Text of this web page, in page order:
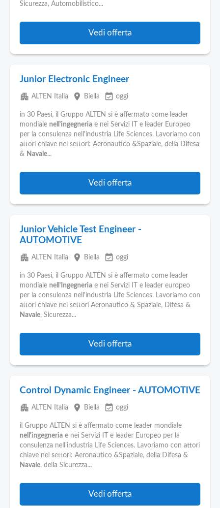
Sicurezza, Automobilistico...
Vedi offerta
Junior Electronic Engineer
apartment ALTEN Italia place Biella event_available oggi
in 30 Paesi, il Gruppo ALTEN si è affermato come leader
mondiale nell'ingegneria e nei Servizi IT e leader Europeo
per la consulenza nell'industria Life Sciences. Lavoriamo con
attori chiave nei settori: Aeronautico &Spaziale, della Difesa
& Navale...
Vedi offerta
Junior Vehicle Test Engineer -
AUTOMOTIVE
apartment ALTEN Italia place Biella event_available oggi
in 30 Paesi, il Gruppo ALTEN si è affermato come leader
mondiale nell'Ingegneria e nei Servizi IT e leader europeo
per la consulenza nell'industria Life Sciences. Lavoriamo con
attori chiave nei settori Aeronautico & Spaziale, Difesa &
Navale, Sicurezza...
Vedi offerta
Control Dynamic Engineer - AUTOMOTIVE
apartment ALTEN Italia place Biella event_available oggi
il Gruppo ALTEN si è affermato come leader mondiale
nell'ingegneria e nei Servizi IT e leader Europeo per la
consulenza nell'industria Life Sciences. Lavoriamo con attori
chiave nei settori: Aeronautico &Spaziale, della Difesa &
Navale, della Sicurezza...
Vedi offerta